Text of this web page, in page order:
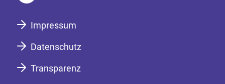
Impressum
Datenschutz
Transparenz